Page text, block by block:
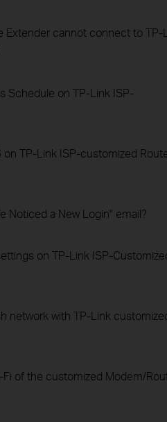
Extender cannot connect to TP-
Schedule on TP-Link ISP-
TP-Link ISP-customized
Noticed a New Login" email?
on TP-Link ISP-
network with TP-Link
of the customized Modem/